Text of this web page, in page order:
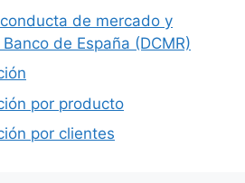
de mercado y
de España (DCMR)
por producto
por clientes